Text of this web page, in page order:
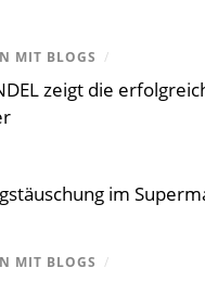
MIT BLOGS /
zeigt die
im
MIT BLOGS /